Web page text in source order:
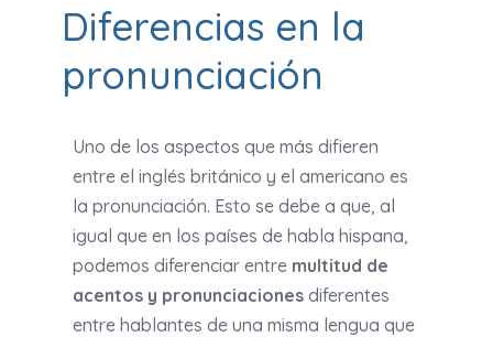
Diferencias en la
pronunciación
Uno de los aspectos que más difieren
entre el inglés británico y el americano es
la pronunciación. Esto se debe a que, al
igual que en los países de habla hispana,
podemos diferenciar entre multitud de
acentos y pronunciaciones diferentes
entre hablantes de una misma lengua que